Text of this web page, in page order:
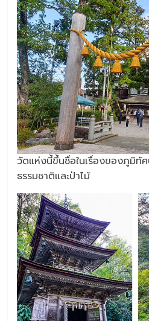
วัดแห่งนี้ขึ้นชื่อในเรื่องของภูมิทั
ธรรมชาติและป่าไม้